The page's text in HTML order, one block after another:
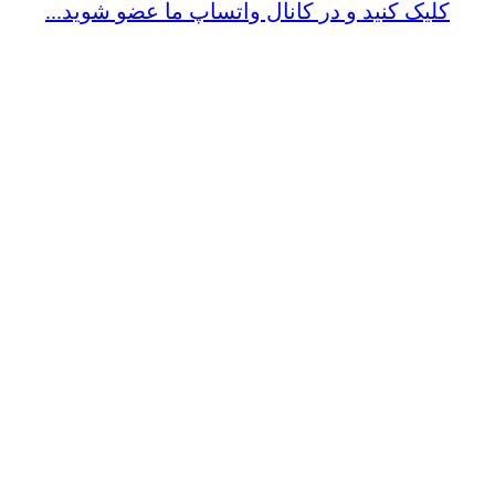
کلیک کنید و در کانال واتساپ ما عضو شوید...